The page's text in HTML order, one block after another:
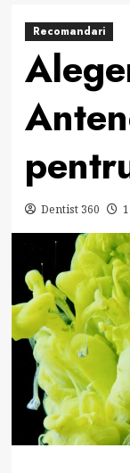
Recomandari
Dentist 360